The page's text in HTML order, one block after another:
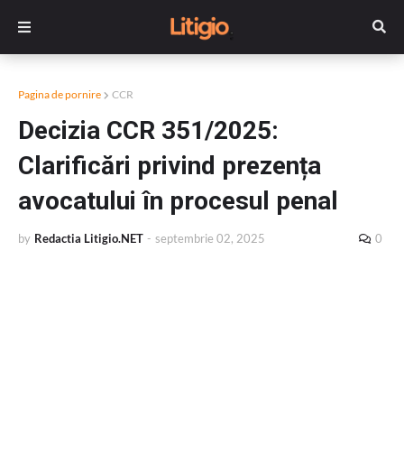
Pagina de pornire CCR
Decizia CCR 351/2025:
Clarificări privind prezența
avocatului în procesul penal
by Redactia Litigio.NET - septembrie 02, 2025 0